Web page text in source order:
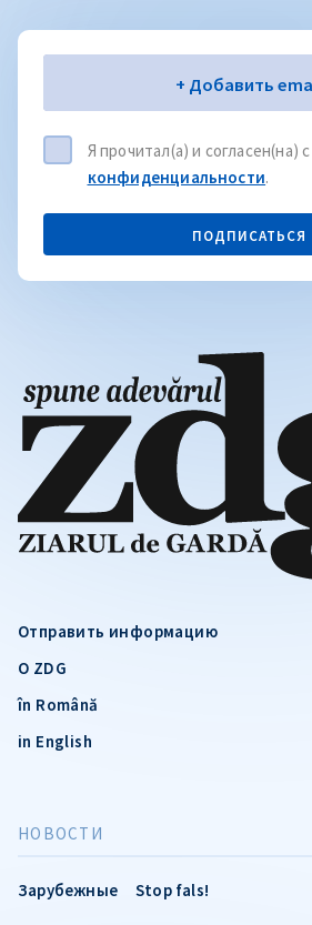
Отправить информацию
О ZDG
în Română
in English
НОВОСТИ
Зарубежные Stop fals!
Электронная почта
+ Добавить
Я прочитал(а) и согласен(на) с
конфиденциальности.
ПОДПИСАТЬСЯ